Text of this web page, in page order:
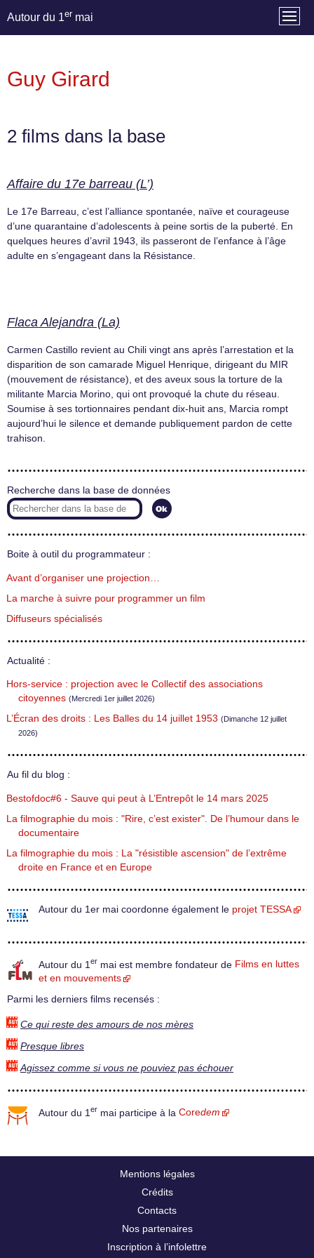
Autour du 1er mai
Guy Girard
2 films dans la base
Affaire du 17e barreau (L’)
Le 17e Barreau, c’est l’alliance spontanée, naïve et courageuse
d’une quarantaine d’adolescents à peine sortis de la puberté. En
quelques heures d’avril 1943, ils passeront de l’enfance à l’âge
adulte en s’engageant dans la Résistance.
Flaca Alejandra (La)
Carmen Castillo revient au Chili vingt ans après l’arrestation et la
disparition de son camarade Miguel Henrique, dirigeant du MIR
(mouvement de résistance), et des aveux sous la torture de la
militante Marcia Morino, qui ont provoqué la chute du réseau.
Soumise à ses tortionnaires pendant dix-huit ans, Marcia rompt
aujourd’hui le silence et demande publiquement pardon de cette
trahison.
Recherche dans la base de données
Boite à outil du programmateur :
Avant d’organiser une projection…
La marche à suivre pour programmer un film
Diffuseurs spécialisés
Actualité :
Hors-service : projection avec le Collectif des associations
citoyennes (Mercredi 1er juillet 2026)
L’Écran des droits : Les Balles du 14 juillet 1953 (Dimanche 12 juillet
2026)
Au fil du blog :
Bestofdoc#6 - Sauve qui peut à L’Entrepôt le 14 mars 2025
La filmographie du mois : "Rire, c’est exister". De l’humour dans le
documentaire
La filmographie du mois : La "résistible ascension" de l’extrême
droite en France et en Europe
Autour du 1er mai coordonne également le projet TESSA
Autour du 1 er mai est membre fondateur de Films en luttes
et en mouvements
Parmi les derniers films recensés :
Ce qui reste des amours de nos mères
Presque libres
Agissez comme si vous ne pouviez pas échouer
Autour du 1 er mai participe à la Coredem
Mentions légales
Crédits
Contacts
Nos partenaires
Inscription à l’infolettre